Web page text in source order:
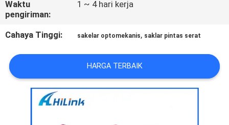
HUBUNGI
KAMI
BERITA
KASUS-
KASUS
Waktu
pengiriman:
1 ~ 4 hari kerja
Cahaya Tinggi: sakelar optomekanis, saklar pintas serat
HARGA TERBAIK